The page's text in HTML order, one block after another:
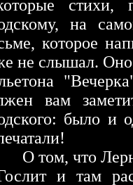
стихи,
на
которое
не слышал. Оно
вам
было и
что
и там